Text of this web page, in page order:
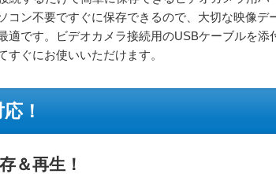
コン不要ですぐに保存できるので、大切な映像デ
適です。ビデオカメラ接続用のUSBケーブルを添
すぐにお使いいただけます。
！
＆再生！